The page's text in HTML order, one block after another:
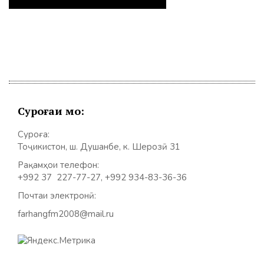
Суроғаи мо:
Суроға:
Тоҷикистон, ш. Душанбе, к. Шерозӣ 31
Рақамҳои телефон:
+992 37 227-77-27, +992 934-83-36-36
Почтаи электронӣ:
farhangfm2008@mail.ru